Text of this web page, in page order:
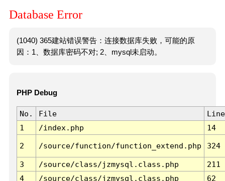
Database Error
(1040) 365建站错误警告：连接数据库失败，可能的原
因：1、数据库密码不对; 2、mysql未启动。
PHP Debug
No. File
Line
1
/index.php 14
2 /source/function/function_extend.php 324
3 /source/class/jzmysql.class.php
211
4
/source/class/jzmysql.class.php
62